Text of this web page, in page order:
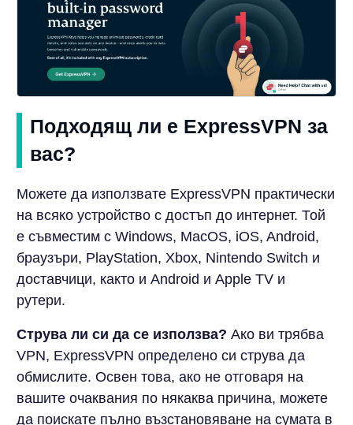
Подходящ ли е ExpressVPN за
вас?
Можете да използвате ExpressVPN практически
на всяко устройство с достъп до интернет. Той
е съвместим с Windows, MacOS, iOS, Android,
браузъри, PlayStation, Xbox, Nintendo Switch и
доставчици, както и Android и Apple TV и
рутери.
Струва ли си да се използва? Ако ви трябва
VPN, ExpressVPN определено си струва да
обмислите. Освен това, ако не отговаря на
вашите очаквания по някаква причина, можете
да поискате пълно възстановяване на сумата в